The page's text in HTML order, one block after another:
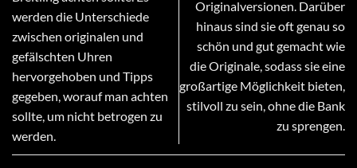
werden die Unterschiede
zwischen originalen und
gefälschten Uhren
hervorgehoben und Tipps
gegeben, worauf man achten
sollte, um nicht betrogen zu
werden.
Originalversionen. Darüber
hinaus sind sie oft genau so
schön und gut gemacht wie
die Originale, sodass sie eine
großartige Möglichkeit bieten,
stilvoll zu sein, ohne die Bank
zu sprengen.